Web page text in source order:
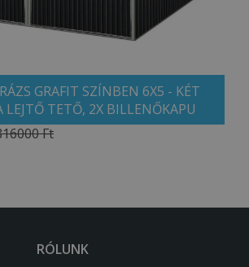
GRAFIT SZÍNBEN 6X5 - KÉT
LEJTŐ TETŐ, 2X BILLENŐKAPU
Ft
RÓLUNK